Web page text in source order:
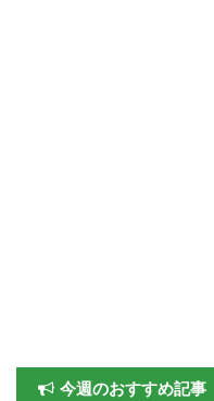
今週のおすすめ記事